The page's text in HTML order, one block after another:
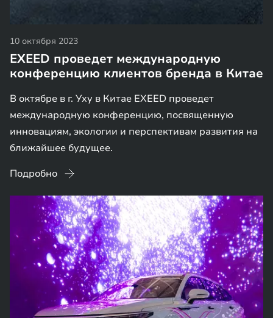
10 октября 2023
EXEED проведет международную
конференцию клиентов бренда в Китае
В октябре в г. Уху в Китае EXEED проведет
международную конференцию, посвященную
инновациям, экологии и перспективам развития на
ближайшее будущее.
Подробно